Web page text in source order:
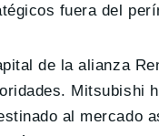
fuera del
de la alianza
Mitsubishi
al mercado